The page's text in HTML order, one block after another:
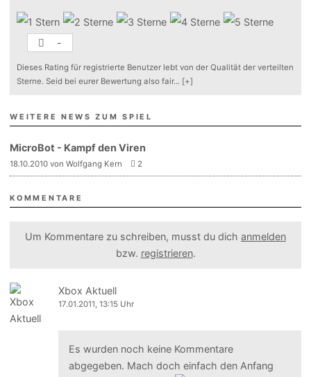
-
Dieses Rating für registrierte Benutzer lebt von der Qualität der verteilten
Sterne. Seid bei eurer Bewertung also fair... [+]
WEITERE NEWS ZUM SPIEL
MicroBot - Kampf den Viren
18.10.2010 von Wolfgang Kern 2
KOMMENTARE
Um Kommentare zu schreiben, musst du dich anmelden
bzw. registrieren.
Xbox Aktuell
17.01.2011, 13:15 Uhr
Es wurden noch keine Kommentare
abgegeben. Mach doch einfach den Anfang